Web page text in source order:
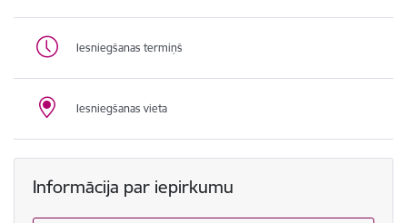
Iesniegšanas termiņš
Iesniegšanas vieta
Informācija par iepirkumu